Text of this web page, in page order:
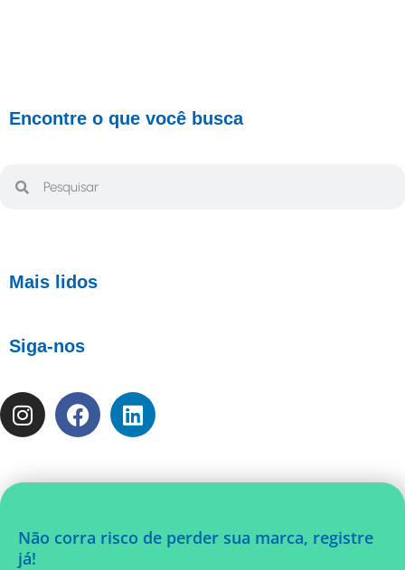
Encontre o que você busca
Mais lidos
Siga-nos
Não corra risco de perder sua marca, registre
já!